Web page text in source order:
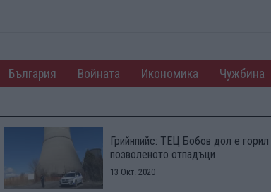
България Войната Икономика Чужбина
Грийнпийс: ТЕЦ Бобов дол е
позволеното отпадъци
13 Окт. 2020